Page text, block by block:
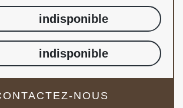
indisponible
indisponible
NOUS